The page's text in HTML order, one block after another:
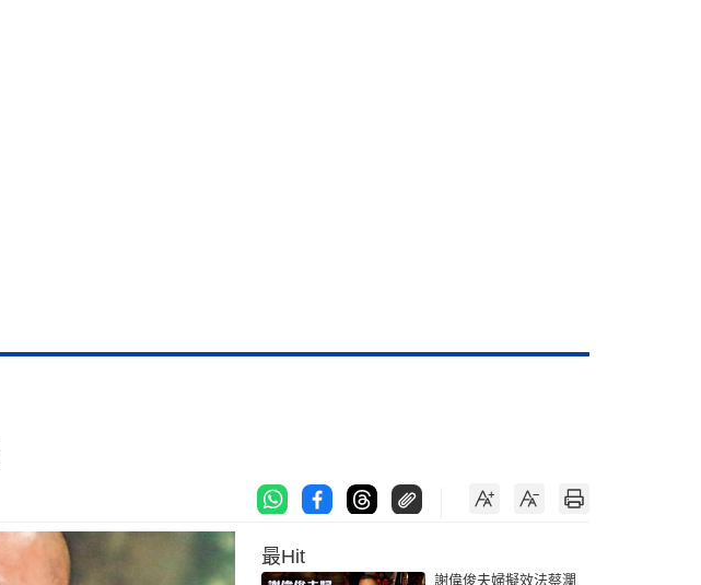
最Hit
謝偉俊夫婦擬效法蔡瀾